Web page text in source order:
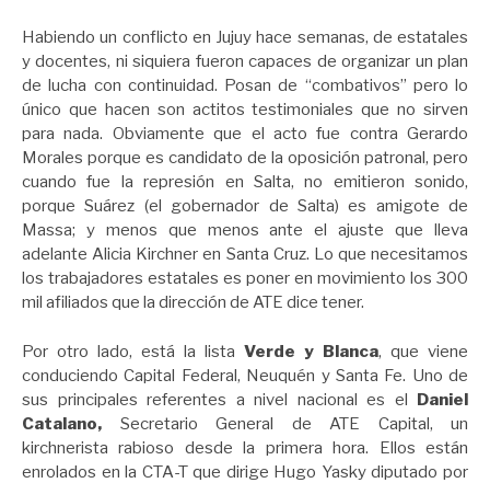
Habiendo un conflicto en Jujuy hace semanas, de estatales
y docentes, ni siquiera fueron capaces de organizar un plan
de lucha con continuidad. Posan de “combativos” pero lo
único que hacen son actitos testimoniales que no sirven
para nada. Obviamente que el acto fue contra Gerardo
Morales porque es candidato de la oposición patronal, pero
cuando fue la represión en Salta, no emitieron sonido,
porque Suárez (el gobernador de Salta) es amigote de
Massa; y menos que menos ante el ajuste que lleva
adelante Alicia Kirchner en Santa Cruz. Lo que necesitamos
los trabajadores estatales es poner en movimiento los 300
mil afiliados que la dirección de ATE dice tener.
Por otro lado, está la lista Verde y Blanca, que viene
conduciendo Capital Federal, Neuquén y Santa Fe. Uno de
sus principales referentes a nivel nacional es el Daniel
Catalano, Secretario General de ATE Capital, un
kirchnerista rabioso desde la primera hora. Ellos están
enrolados en la CTA-T que dirige Hugo Yasky diputado por